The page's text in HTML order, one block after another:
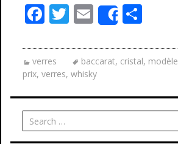
F
e
b
o
o
k
T
itt
er
E
m
ai
l
Share
ta
g
er
verres baccarat, cristal, modèle
prix, verres, whisky